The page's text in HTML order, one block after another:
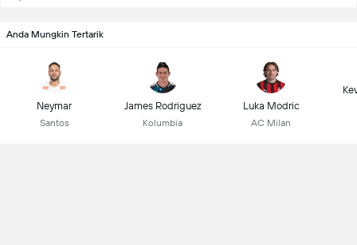
Anda Mungkin Tertarik
Neymar
Santos
James Rodriguez
Kolumbia
Luka Modric
AC Milan